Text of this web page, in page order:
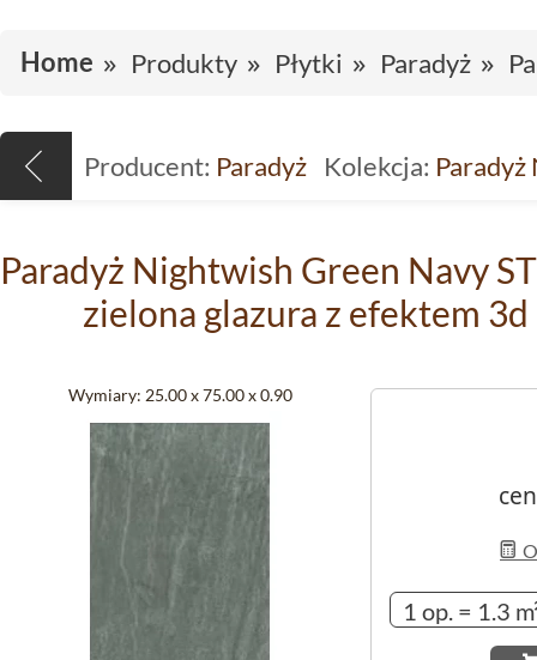
Home Produkty Płytki Paradyż
Producent: Paradyż Kolekcja:
Paradyż Nightwish Green Navy
zielona glazura z efektem
Wymiary: 25.00 x 75.00 x 0.90